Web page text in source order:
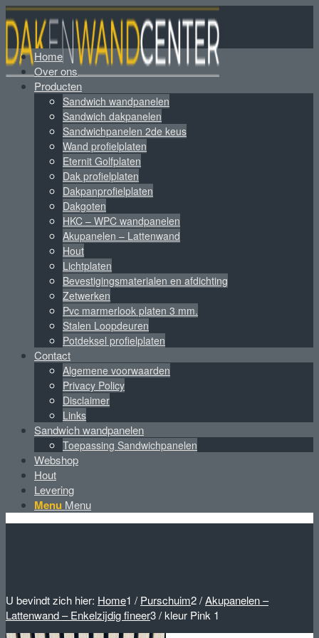
Home
Over ons
Producten
Sandwich wandpanelen
Sandwich dakpanelen
Sandwichpanelen 2de keus
Wand profielplaten
Eternit Golfplaten
Dak profielplaten
Dakpanprofielplaten
Dakgoten
HKC – WPC wandpanelen
Akupanelen – Lattenwand
Hout
Lichtplaten
Bevestigingsmaterialen en afdichting
Zetwerken
Pvc marmerlook platen 3 mm.
Stalen Loopdeuren
Potdeksel profielplaten
Contact
Algemene voorwaarden
Privacy Policy
Disclaimer
Links
Sandwich wandpanelen
Toepassing Sandwichpanelen
Webshop
Hout
Levering
Menu Menu
U bevindt zich hier: Home1 / Purschuim2/Akupanelen –
Lattenwand – Enkelzijdig fineer3/kleur Pink 1